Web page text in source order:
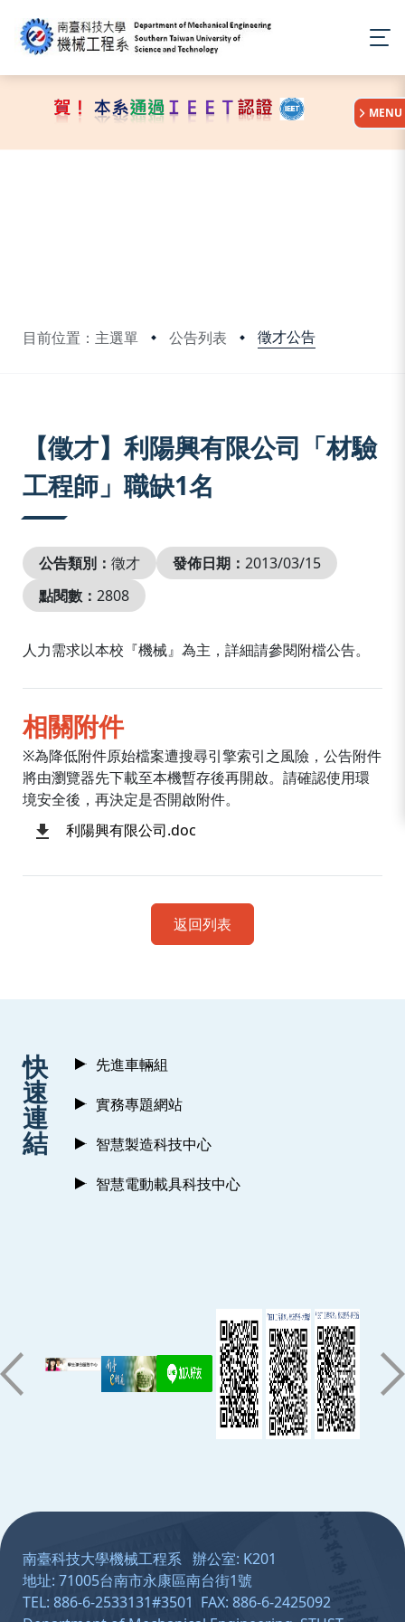
目前位置：主選單 公告列表 徵才公告
:::
MENU
【徵才】利陽興有限公司「材驗
工程師」職缺1名
公告類別： 徵才 發佈日期： 2013/03/15
點閱數： 2808
人力需求以本校『機械』為主，詳細請參閱附檔公告。
相關附件
※為降低附件原始檔案遭搜尋引擎索引之風險，公告附件
將由瀏覽器先下載至本機暫存後再開啟。請確認使用環
境安全後，再決定是否開啟附件。
利陽興有限公司.doc
返回列表
快
速
連
結
先進車輛組
實務專題網站
智慧製造科技中心
智慧電動載具科技中心
南臺科技大學機械工程系 辦公室: K201
地址: 71005台南市永康區南台街1號
TEL: 886-6-2533131#3501 FAX: 886-6-2425092